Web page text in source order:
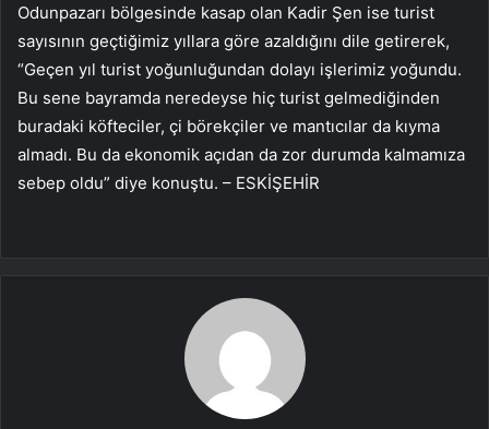
Odunpazarı bölgesinde kasap olan Kadir Şen ise turist
sayısının geçtiğimiz yıllara göre azaldığını dile getirerek,
“Geçen yıl turist yoğunluğundan dolayı işlerimiz yoğundu.
Bu sene bayramda neredeyse hiç turist gelmediğinden
buradaki köfteciler, çi börekçiler ve mantıcılar da kıyma
almadı. Bu da ekonomik açıdan da zor durumda kalmamıza
sebep oldu” diye konuştu. – ESKİŞEHİR